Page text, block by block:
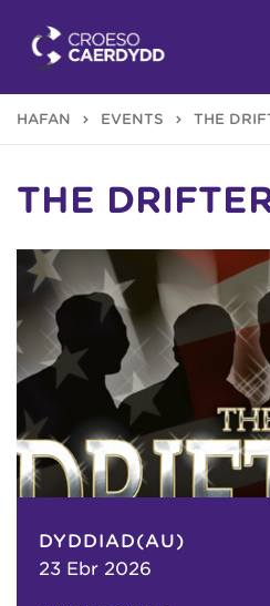
HAFAN EVENTS THE
THE
DYDDIAD(AU)
23 Ebr 2026